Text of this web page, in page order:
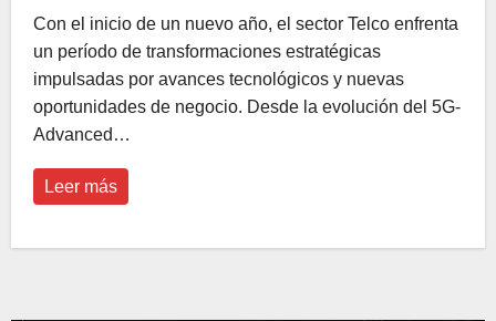
Con el inicio de un nuevo año, el sector Telco enfrenta
un período de transformaciones estratégicas
impulsadas por avances tecnológicos y nuevas
oportunidades de negocio. Desde la evolución del 5G-
Advanced…
Leer más